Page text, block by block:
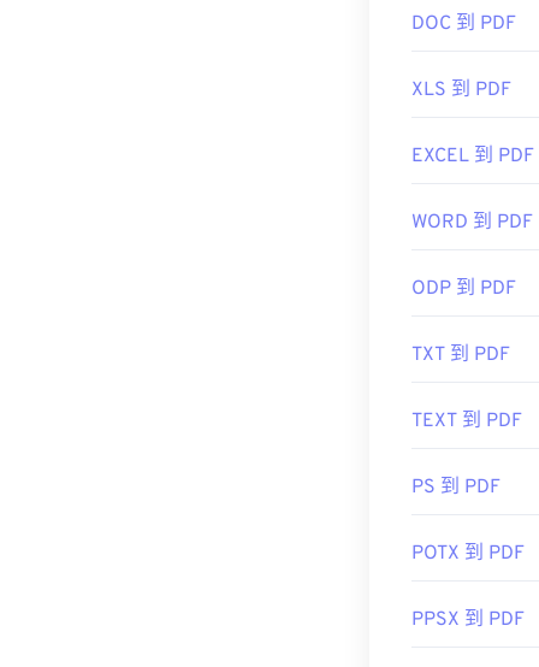
首次發布日期
大多數網頁瀏
更高級的功能
開發者： ISO
實用連結：
https://
DOC 到 PDF
XLS 到 PDF
EXCEL 到 PDF
WORD 到 PDF
ODP 到 PDF
TXT 到 PDF
TEXT 到 PDF
PS 到 PDF
POTX 到 PDF
PPSX 到 PDF